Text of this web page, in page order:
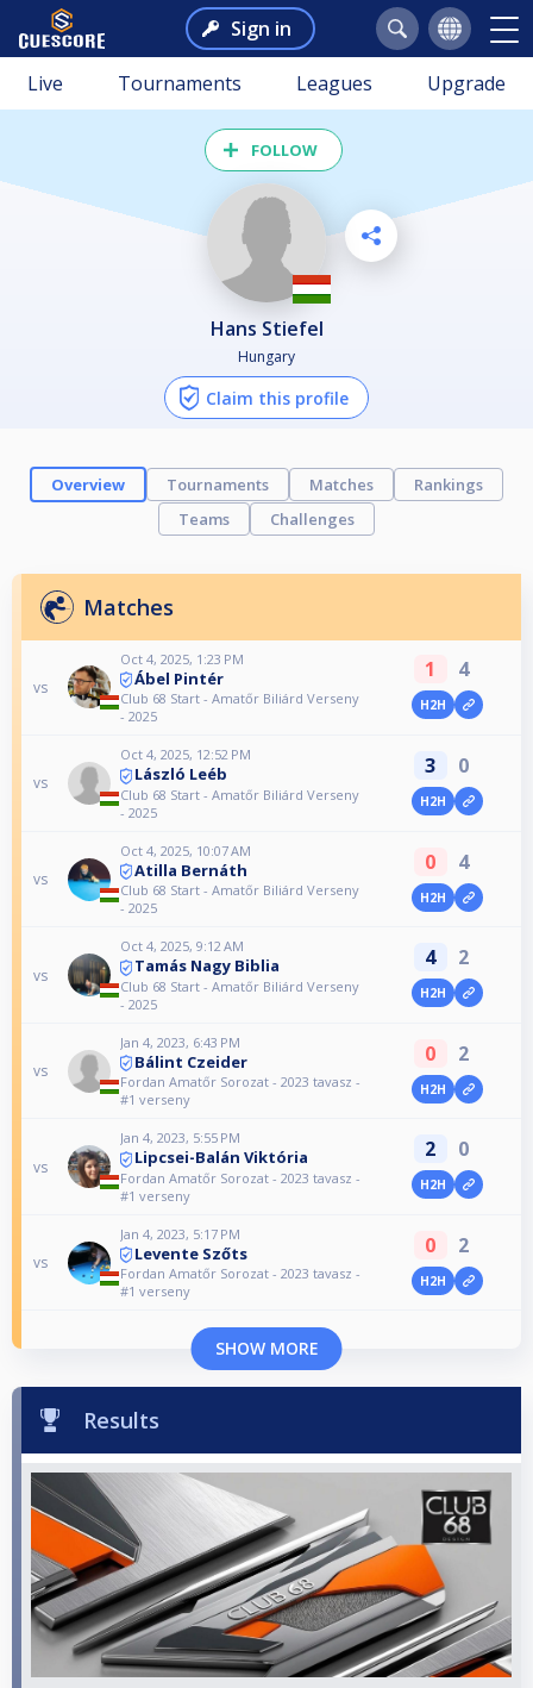
Sign in
Live Tournaments Leagues Upgrade
FOLLOW
Hans Stiefel
Hungary
Claim this profile
Overview Tournaments Matches
Rankings
Teams
Challenges
Matches
vs
Oct 4, 2025, 1:23 PM
Ábel Pintér
Club 68 Start - Amatőr Biliárd Verseny
- 2025
1 4
H2H
vs
Oct 4, 2025, 12:52 PM
László Leéb
Club 68 Start - Amatőr Biliárd Verseny
- 2025
3 0
H2H
vs
Oct 4, 2025, 10:07 AM
Atilla Bernáth
Club 68 Start - Amatőr Biliárd Verseny
- 2025
0 4
H2H
vs
Oct 4, 2025, 9:12 AM
Tamás Nagy Biblia
Club 68 Start - Amatőr Biliárd Verseny
- 2025
4 2
H2H
vs
Jan 4, 2023, 6:43 PM
Bálint Czeider
Fordan Amatőr Sorozat - 2023 tavasz -
#1 verseny
0 2
H2H
vs
Jan 4, 2023, 5:55 PM
Lipcsei-Balán Viktória
Fordan Amatőr Sorozat - 2023 tavasz -
#1 verseny
2 0
H2H
vs
Jan 4, 2023, 5:17 PM
Levente Szőts
Fordan Amatőr Sorozat - 2023 tavasz -
#1 verseny
0 2
H2H
SHOW MORE
Results